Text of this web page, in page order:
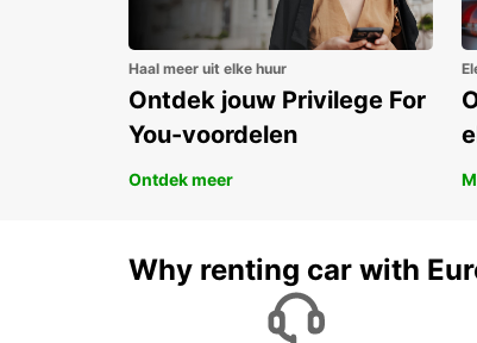
Haal meer uit elke huur
Ontdek jouw Privilege For
You-voordelen
Ontdek meer
Why renting car with